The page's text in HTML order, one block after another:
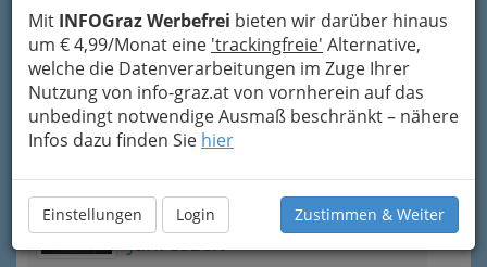
Mit INFOGraz Werbefrei bieten wir darüber hinaus
um € 4,99/Monat eine 'trackingfreie' Alternative,
welche die Datenverarbeitungen im Zuge Ihrer
Nutzung von info-graz.at von vornherein auf das
unbedingt notwendige Ausmaß beschränkt – nähere
Infos dazu finden Sie hier
Einstellungen Login Zustimmen & Weiter
Glacisstraße 43, 8010 Graz
Karte & Routenplaner
Eintrag ändern
Kategorien
Aktuelles zum Thema
Auf dem Rad durch die kalte
Jahreszeit